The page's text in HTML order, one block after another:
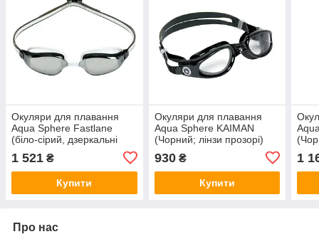
Окуляри для плавання
Aqua Sphere Fastlane
(біло-сірий, дзеркальні
1 521 ₴
Купити
Окуляри для плавання
Aqua Sphere KAIMAN
(Чорний; лінзи прозорі)
930₴
Купити
1
Про нас